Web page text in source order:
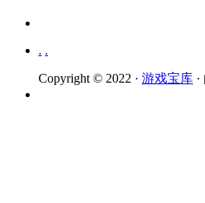
. .
Copyright © 2022 · 游戏宝库 ·